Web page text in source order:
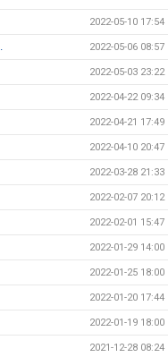
2022-05-10 17:54
2022-05-06 08:57
2022-05-03 23:22
2022-04-22 09:34
2022-04-21 17:49
2022-04-10 20:47
2022-03-28 21:33
2022-02-07 20:12
2022-02-01 15:47
2022-01-29 14:00
2022-01-25 18:00
2022-01-20 17:44
2022-01-19 18:00
2021-12-28 08:24